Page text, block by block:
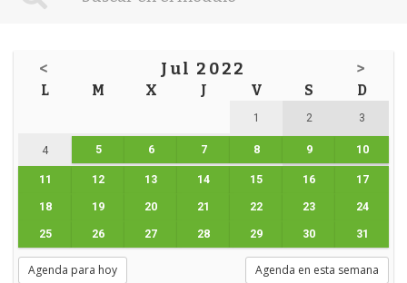
< Jul 2022 >
L M X J V S D
1 2 3
4 5 6 7 8 9 10
11 12 13 14 15 16 17
18 19 20 21 22 23 24
25 26 27 28 29 30 31
Agenda para hoy Agenda en esta semana